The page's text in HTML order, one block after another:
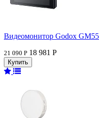
Видеомонитор Godox
21 090 Р 18 981 Р